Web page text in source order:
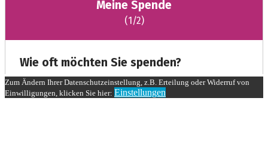
Zum Ändern Ihrer Datenschutzeinstellung, z.B. Erteilung oder Widerruf von
Einwilligungen, klicken Sie hier: Einstellungen